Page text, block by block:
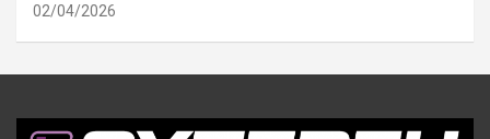
02/04/2026